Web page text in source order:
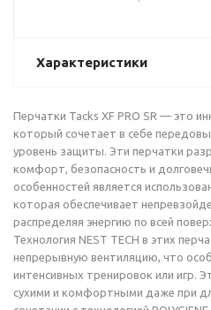
Характеристики
Перчатки Tacks XF PRO SR — это
который сочетает в себе
уровень защиты. Эти перчатки
комфорт, безопасность и
особенностей является
которая обеспечивает
распределяя энергию по всей
Технология NEST TECH в этих
непрерывную вентиляцию, что
интенсивных тренировок или игр.
сухими и комфортными даже при